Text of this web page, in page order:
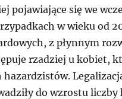
pojawiające się we
w wieku od
z płynnym
rzadziej u kobiet,
do wzrostu